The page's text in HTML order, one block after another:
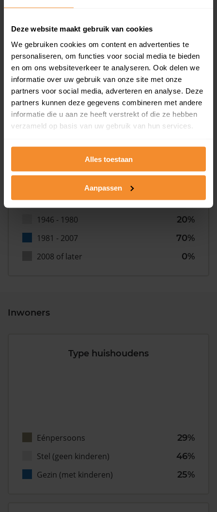
Deze website maakt gebruik van cookies
We gebruiken cookies om content en advertenties te
personaliseren, om functies voor social media te bieden
en om ons websiteverkeer te analyseren. Ook delen we
informatie over uw gebruik van onze site met onze
partners voor social media, adverteren en analyse. Deze
partners kunnen deze gegevens combineren met andere
informatie die u aan ze heeft verstrekt of die ze hebben
verzameld op basis van uw gebruik van hun services.
Alles toestaan
Aanpassen
10%
Bouwjaar
T/m 1945
10%
1946 - 1980
20%
1981 - 2007
70%
2008 of later
0%
Inwoners
Type huishoudens
Eénpersoons
29%
Stel (geen kinderen)
46%
Gezin (met kinderen)
25%